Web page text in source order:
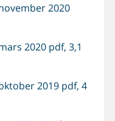
2020
2020 pdf, 3,1
2019 pdf, 4